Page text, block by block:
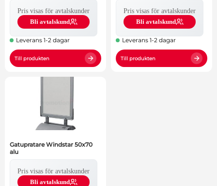
Pris visas för avtalskunder
Bli avtalskund
Leverans 1-2 dagar
Till produkten
Pris visas för avtalskunder
Bli avtalskund
Leverans 1-2 dagar
Till produkten
Gatupratare Windstar 50x70
alu
Pris visas för avtalskunder
Bli avtalskund